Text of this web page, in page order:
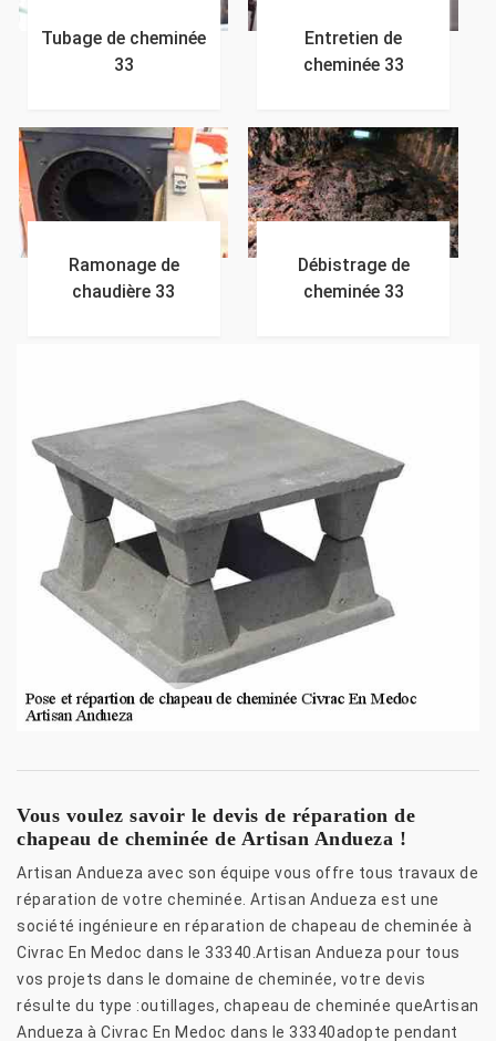
Tubage de cheminée
33
Entretien de
cheminée 33
Ramonage de
chaudière 33
Débistrage de
cheminée 33
Vous voulez savoir le devis de réparation de
chapeau de cheminée de Artisan Andueza !
Artisan Andueza avec son équipe vous offre tous travaux de
réparation de votre cheminée. Artisan Andueza est une
société ingénieure en réparation de chapeau de cheminée à
Civrac En Medoc dans le 33340.Artisan Andueza pour tous
vos projets dans le domaine de cheminée, votre devis
résulte du type :outillages, chapeau de cheminée queArtisan
Andueza à Civrac En Medoc dans le 33340adopte pendant